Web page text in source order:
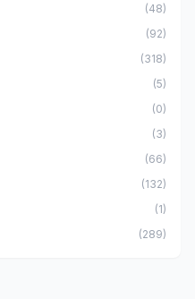
(48)
(92)
(318)
(5)
(0)
(3)
(66)
(132)
(1)
(289)